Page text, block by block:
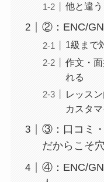
他と違
②：ENC/
1級まで
作文・
れる
レッス
カスタ
③：口コミ・
だからこそ
④：ENC/